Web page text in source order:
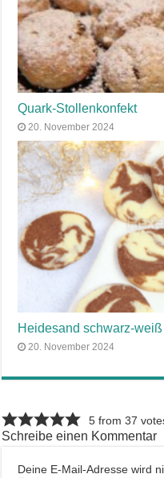
Quark-Stollenkonfekt
20. November 2024
Heidesand schwarz-weiß
20. November 2024
5 from 37
Schreibe einen Kommentar
Deine E-Mail-Adresse wird